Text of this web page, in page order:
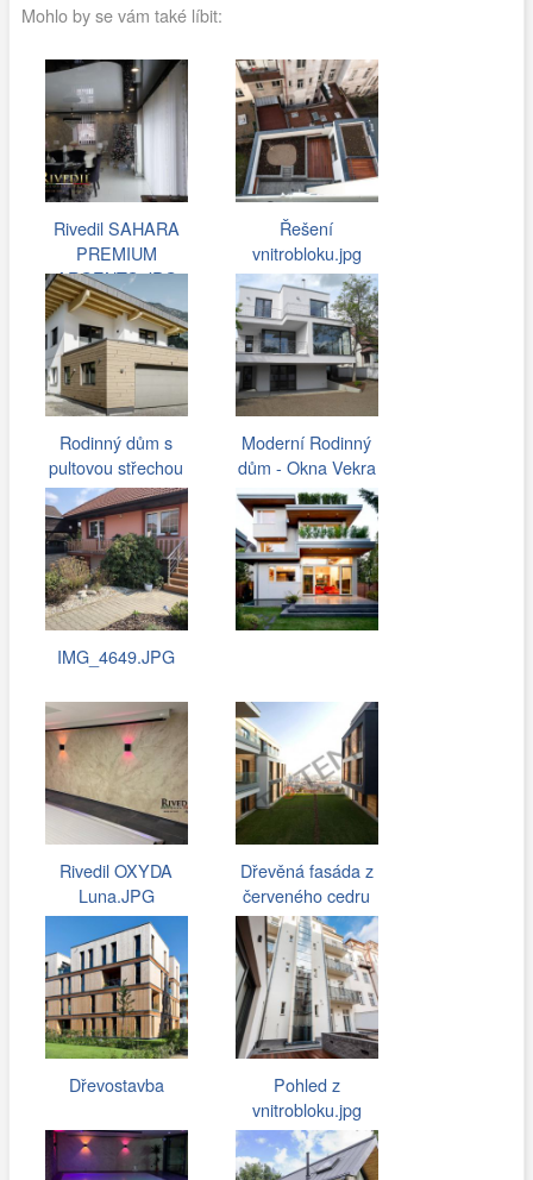
Mohlo by se vám také líbit:
Rivedil SAHARA
PREMIUM
ARGENTO.JPG
Řešení
vnitrobloku.jpg
Rodinný dům s
pultovou střechou
Moderní Rodinný
dům - Okna Vekra
IMG_4649.JPG
Rivedil OXYDA
Luna.JPG
Dřevěná fasáda z
červeného cedru
Dřevostavba
Pohled z
vnitrobloku.jpg